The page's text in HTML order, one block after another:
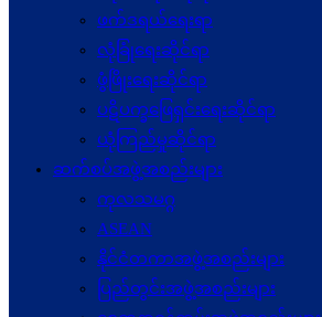
ဖက်ဒရယ်ရေးရာ
လုံခြုံရေးဆိုင်ရာ
ဖွံဖြိုးရေးဆိုင်ရာ
ပဋိပက္ခ‌ဖြေရှင်းရေးဆိုင်ရာ
ယုံကြည်မှုဆိုင်ရာ
ဆက်စပ်အဖွဲ့အစည်းများ
ကုလသမဂ္ဂ
ASEAN
နိုင်ငံတကာအဖွဲ့အစည်းများ
ပြည်တွင်းအဖွဲ့အစည်းများ